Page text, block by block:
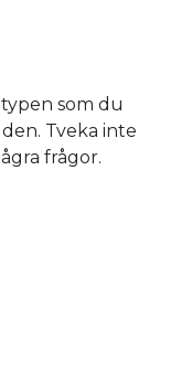
som du
Tveka inte
frågor.